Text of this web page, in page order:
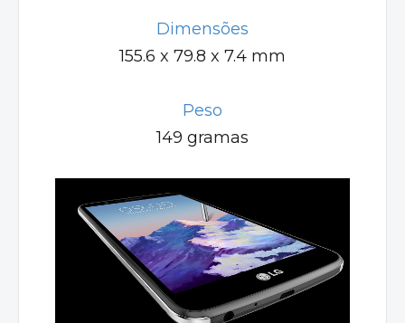
Dimensões
155.6 x 79.8 x 7.4 mm
Peso
149 gramas